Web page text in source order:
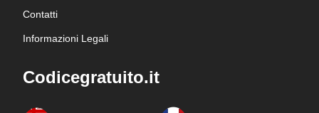
Contatti
Informazioni Legali
Codicegratuito.it